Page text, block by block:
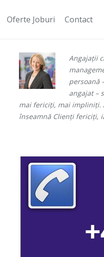
Oferte Joburi Contact
Angajații
persoană
angajat –
mai fericiți, mai impliniți.
înseamnă Clienți fericiți,